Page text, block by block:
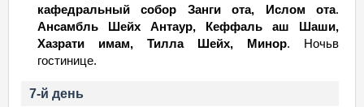
кафедральный собор Занги ота, Ислом ота.
Ансамбль Шейх Антаур, Кеффаль аш Шаши,
Хазрати имам, Тилла Шейх, Минор. Ночьв
гостинице.
7-й день